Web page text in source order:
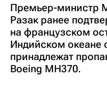
Премьер-министр
Разак ранее
на французском
Индийском океане
принадлежат
Boeing MH370.